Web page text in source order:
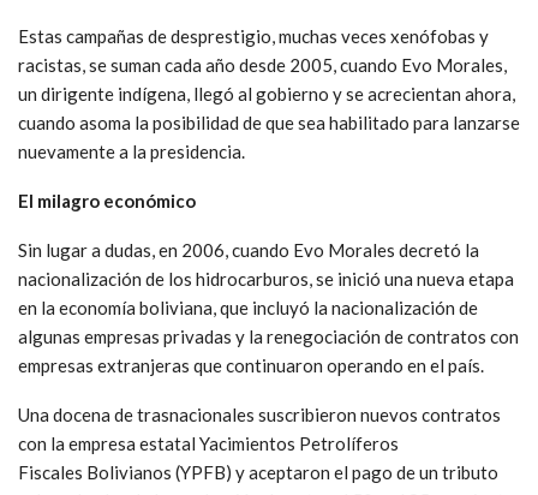
Estas campañas de desprestigio, muchas veces xenófobas y
racistas, se suman cada año desde 2005, cuando Evo Morales,
un dirigente indígena, llegó al gobierno y se acrecientan ahora,
cuando asoma la posibilidad de que sea habilitado para lanzarse
nuevamente a la presidencia.
El milagro económico
Sin lugar a dudas, en 2006, cuando Evo Morales decretó la
nacionalización de los hidrocarburos, se inició una nueva etapa
en la economía boliviana, que incluyó la nacionalización de
algunas empresas privadas y la renegociación de contratos con
empresas extranjeras que continuaron operando en el país.
Una docena de trasnacionales suscribieron nuevos contratos
con la empresa estatal Yacimientos Petrolíferos
Fiscales Bolivianos (YPFB) y aceptaron el pago de un tributo